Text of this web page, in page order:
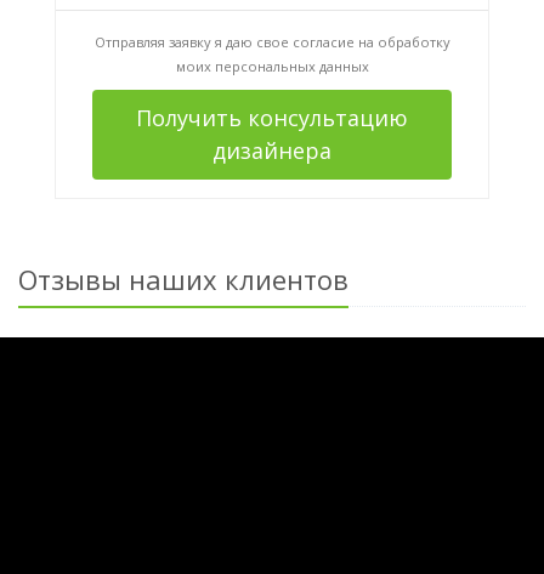
Отправляя заявку я даю свое согласие на обработку
моих персональных данных
Получить консультацию
дизайнера
Отзывы наших клиентов